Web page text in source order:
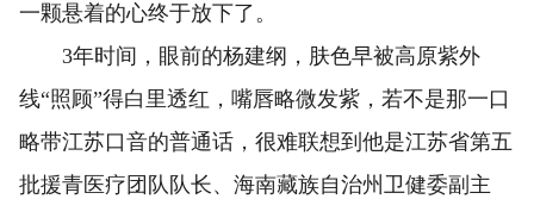
一颗悬着的心终于放下了。
3年时间，眼前的杨建纲，肤色早被高原紫外
线“照顾”得白里透红，嘴唇略微发紫，若不是那一口
略带江苏口音的普通话，很难联想到他是江苏省第五
批援青医疗团队队长、海南藏族自治州卫健委副主